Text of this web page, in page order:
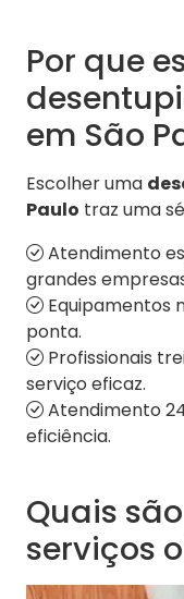
Por que
em São
Escolher uma
Paulo traz uma
Atendimento
grandes
Equipamentos
ponta.
Profissionais
serviço eficaz.
Atendimento
eficiência.
Quais
serviços